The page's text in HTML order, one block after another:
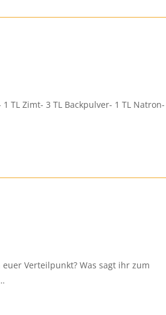
TL Zimt- 3 TL Backpulver- 1 TL Natron-
Verteilpunkt? Was sagt ihr zum